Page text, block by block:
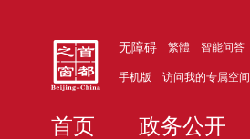
无障碍 繁體 智能问答
手机版 访问我的专属空间
首页 政务公开